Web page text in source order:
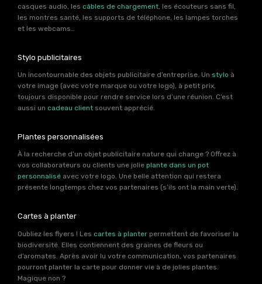
casques audio, les câbles de chargement , les écouteurs sans fil,
les montres santé, les supports de téléphone, les lampes torches
et les webcams…
Stylo publicitaires
Un incontournable des objets publicitaire d’entreprise. Un stylo à
votre image (avec votre marque ou votre logo), à petit prix,
toujours disponible pour rendre service lors d’une réunion. C’est
aussi un cadeau client souvent apprécié.
Plantes personnalisées
À la recherche d’un objet publicitaire nature qui change ? Offrez à
vos collaborateurs ou clients une jolie plante dans un pot
personnalisé avec votre logo. Une belle attention qui restera
présente longtemps chez vos partenaires (s’ils ont la main verte).
Cartes à planter
Oubliez les flyers ! Les cartes à planter permettent de favoriser la
biodiversité. Elles contiennent des graines de fleurs ou
d’aromates. Après avoir lu votre communication, vos partenaires
pourront planter la carte pour donner vie à de jolies plantes.
Magique non ?